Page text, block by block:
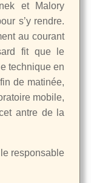
et Malory
s’y rendre.
au courant
fit que le
technique en
de matinée,
mobile,
antre de la
responsable